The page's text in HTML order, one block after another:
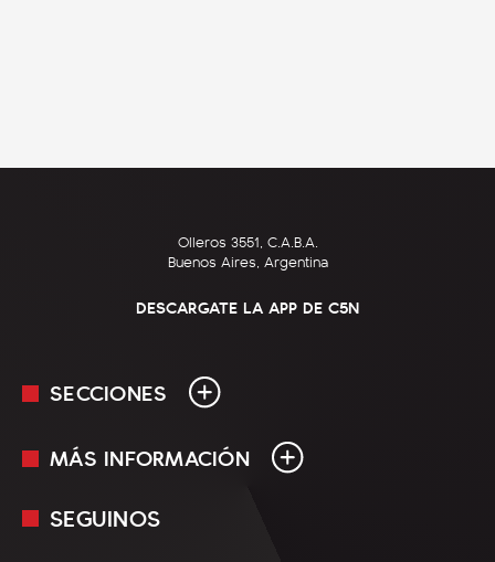
Olleros 3551, C.A.B.A.
Buenos Aires, Argentina
DESCARGATE LA APP DE C5N
SECCIONES
En Vivo
MÁS INFORMACIÓN
Mediakit
SEGUINOS